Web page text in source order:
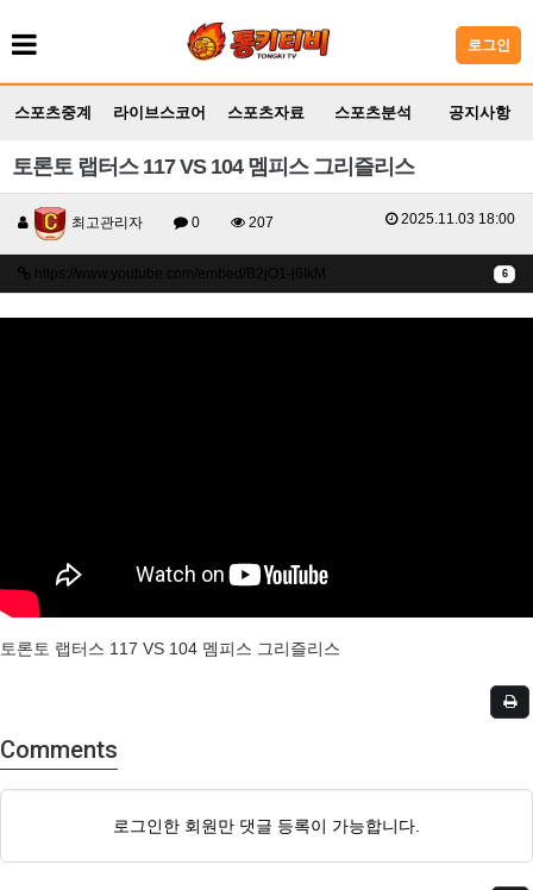
로그인
스포츠중계 라이브스코어 스포츠자료 스포츠분석 공지사항
토론토 랩터스 117 VS 104 멤피스 그리즐리스
최고관리자 0 207 2025.11.03 18:00
6
https://www.youtube.com/embed/B2jO1-j6IkM
토론토 랩터스 117 VS 104 멤피스 그리즐리스
Comments
로그인한 회원만 댓글 등록이 가능합니다.